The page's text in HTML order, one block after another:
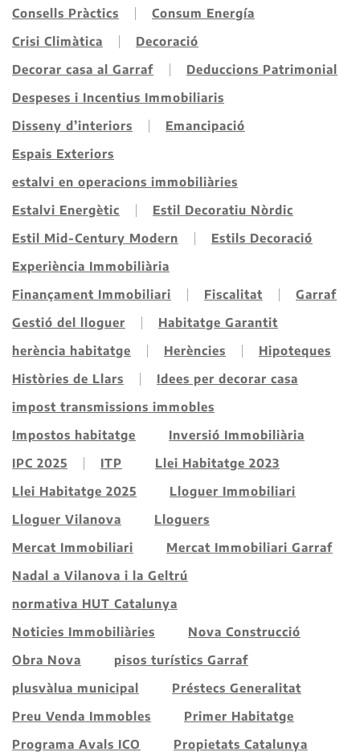
Consells Pràctics
Consum Energía
Crisi Climàtica
Decoració
Decorar casa al Garraf
Deduccions Patrimonial
Despeses i Incentius Immobiliaris
Disseny d’interiors
Emancipació
Espais Exteriors
estalvi en operacions immobiliàries
Estalvi Energètic
Estil Decoratiu Nòrdic
Estil Mid-Century Modern
Estils Decoració
Experiència Immobiliària
Finançament Immobiliari
Fiscalitat
Garraf
Gestió del lloguer
Habitatge Garantit
herència habitatge
Herències
Hipoteques
Històries de Llars
Idees per decorar casa
impost transmissions immobles
Impostos habitatge
Inversió Immobiliària
IPC 2025
ITP
Llei Habitatge 2023
Llei Habitatge 2025
Lloguer Immobiliari
Lloguer Vilanova
Lloguers
Mercat Immobiliari
Mercat Immobiliari Garraf
Nadal a Vilanova i la Geltrú
normativa HUT Catalunya
Noticies Immobiliàries
Nova Construcció
Obra Nova
pisos turístics Garraf
plusvàlua municipal
Préstecs Generalitat
Preu Venda Immobles
Primer Habitatge
Programa Avals ICO
Propietats Catalunya